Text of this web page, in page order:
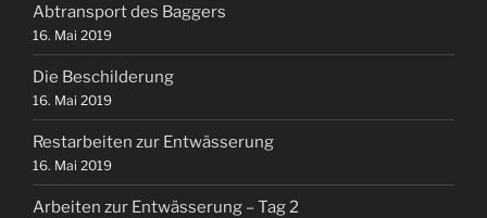
Abtransport des Baggers
16. Mai 2019
Die Beschilderung
16. Mai 2019
Restarbeiten zur Entwässerung
16. Mai 2019
Arbeiten zur Entwässerung – Tag 2